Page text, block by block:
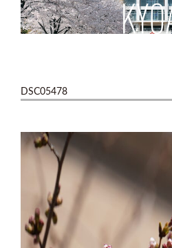
DSC05478